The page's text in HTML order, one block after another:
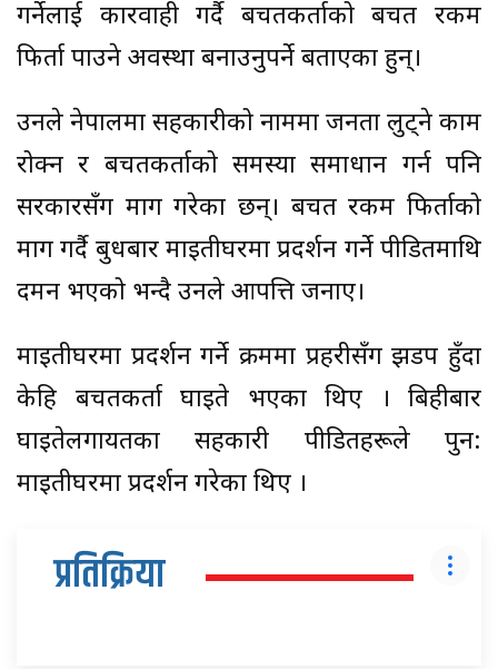
गर्नेलाई कारवाही गर्दै बचतकर्ताको बचत रकम
फिर्ता पाउने अवस्था बनाउनुपर्ने बताएका हुन्।
उनले नेपालमा सहकारीको नाममा जनता लुट्ने काम
रोक्न र बचतकर्ताको समस्या समाधान गर्न पनि
सरकारसँग माग गरेका छन्। बचत रकम फिर्ताको
माग गर्दै बुधबार माइतीघरमा प्रदर्शन गर्ने पीडितमाथि
दमन भएको भन्दै उनले आपत्ति जनाए।
माइतीघरमा प्रदर्शन गर्ने क्रममा प्रहरीसँग झडप हुँदा
केहि बचतकर्ता घाइते भएका थिए । बिहीबार
घाइतेलगायतका सहकारी पीडितहरूले पुन:
माइतीघरमा प्रदर्शन गरेका थिए ।
प्रतिक्रिया